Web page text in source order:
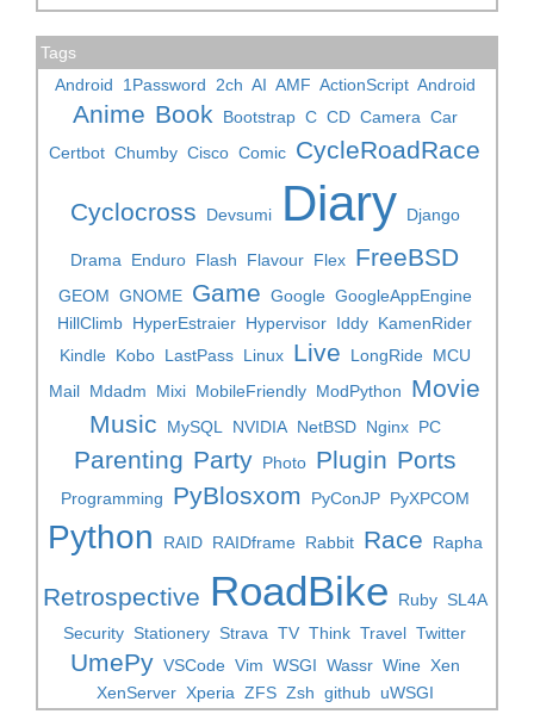
Tags
Android
1Password 2ch AI AMF ActionScript Android
Anime Book Bootstrap C CD Camera Car
Certbot Chumby Cisco Comic CycleRoadRace
Cyclocross Devsumi Diary Django
Drama Enduro Flash Flavour Flex FreeBSD
GEOM GNOME Game Google GoogleAppEngine
HillClimb HyperEstraier Hypervisor Iddy KamenRider
Kindle Kobo LastPass Linux Live LongRide MCU
Mail Mdadm Mixi MobileFriendly ModPython
Movie
Music
MySQL NVIDIA NetBSD Nginx PC
Parenting Party Photo Plugin Ports
Programming PyBlosxom PyConJP PyXPCOM
Python RAID RAIDframe Rabbit Race Rapha
Retrospective RoadBike Ruby SL4A
Security Stationery Strava TV Think Travel Twitter
UmePy VSCode Vim WSGI Wassr Wine Xen
XenServer Xperia ZFS Zsh github uWSGI